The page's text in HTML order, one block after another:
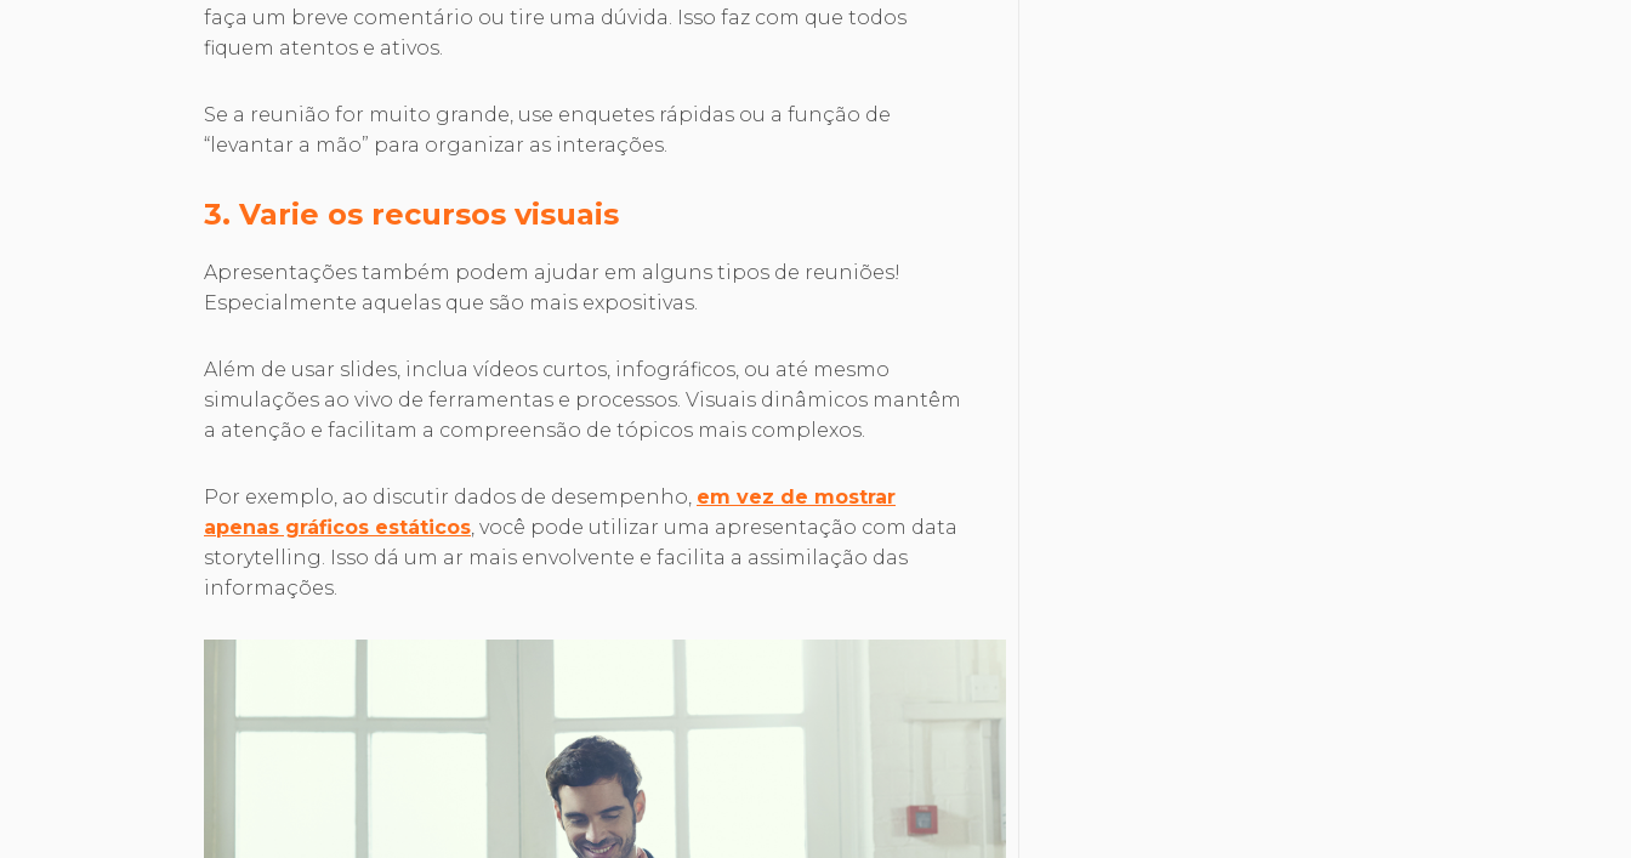
faça um breve comentário ou tire uma dúvida. Isso faz com que todos
fiquem atentos e ativos.
Se a reunião for muito grande, use enquetes rápidas ou a função de
“levantar a mão” para organizar as interações.
3. Varie os recursos visuais
Apresentações também podem ajudar em alguns tipos de reuniões!
Especialmente aquelas que são mais expositivas.
Além de usar slides, inclua vídeos curtos, infográficos, ou até mesmo
simulações ao vivo de ferramentas e processos. Visuais dinâmicos mantêm
a atenção e facilitam a compreensão de tópicos mais complexos.
Por exemplo, ao discutir dados de desempenho, em vez de mostrar
apenas gráficos estáticos, você pode utilizar uma apresentação com data
storytelling. Isso dá um ar mais envolvente e facilita a assimilação das
informações.